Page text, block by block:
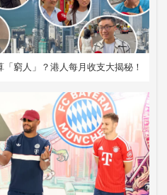
窮人」？港人每月收支大揭秘！